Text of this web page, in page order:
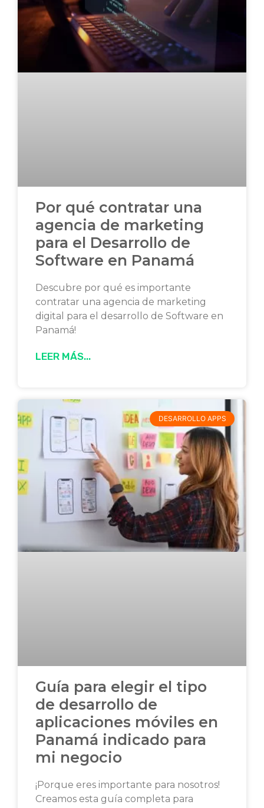
Por qué contratar una
agencia de marketing
para el Desarrollo de
Software en Panamá
Descubre por qué es importante
contratar una agencia de marketing
digital para el desarrollo de Software en
Panamá!
LEER MÁS...
DESARROLLO APPS
Guía para elegir el tipo
de desarrollo de
aplicaciones móviles en
Panamá indicado para
mi negocio
¡Porque eres importante para nosotros!
Creamos esta guía completa para